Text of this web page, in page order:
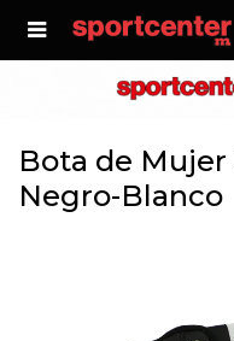

Bota de
Negro-Blanco